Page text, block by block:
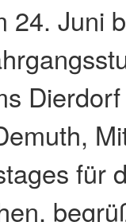
24. Juni
für